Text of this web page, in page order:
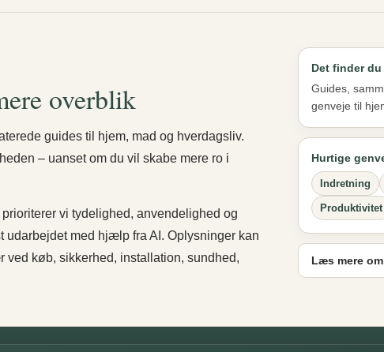
overblik
guides til hjem, mad og hverdagsliv.
– uanset om du vil skabe mere ro i
vi tydelighed, anvendelighed og
udarbejdet med hjælp fra AI. Oplysninger kan
køb, sikkerhed, installation, sundhed,
Det finder du
Guides,
genveje til
Hurtige
Indretning
Produktivitet
Læs mere